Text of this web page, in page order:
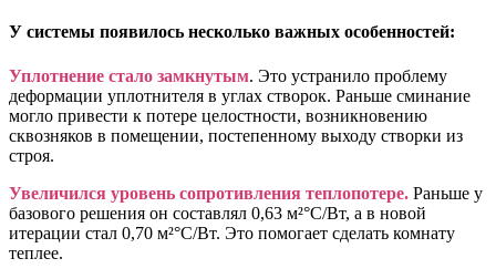
У системы появилось несколько важных особенностей:
Уплотнение стало замкнутым. Это устранило проблему
деформации уплотнителя в углах створок. Раньше сминание
могло привести к потере целостности, возникновению
сквозняков в помещении, постепенному выходу створки из
строя.
Увеличился уровень сопротивления теплопотере. Раньше у
базового решения он составлял 0,63 м²°С/Вт, а в новой
итерации стал 0,70 м²°С/Вт. Это помогает сделать комнату
теплее.